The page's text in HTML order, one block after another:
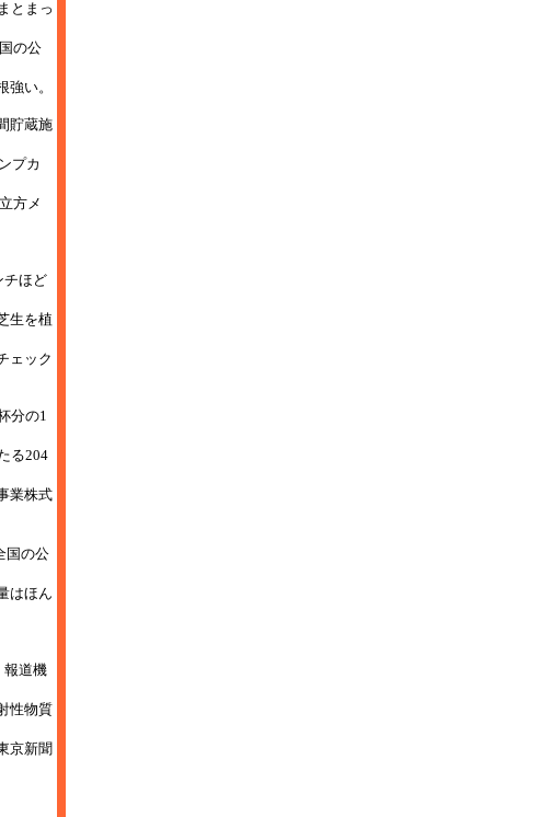
とまっ
の公
い。
貯蔵施
プカ
方メ
チほど
生を植
ェック
分の1
る204
業株式
国の公
はほん
道機
性物質
京新聞